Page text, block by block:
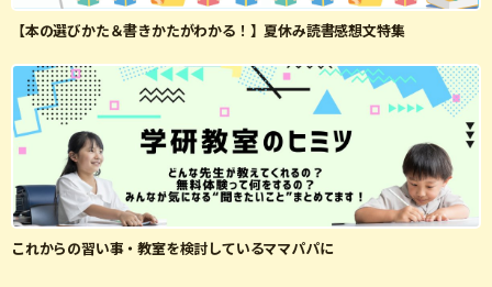
【本の選びかた＆書きかたがわかる！】夏休み読書感想文特集
これからの習い事・教室を検討しているママパパに